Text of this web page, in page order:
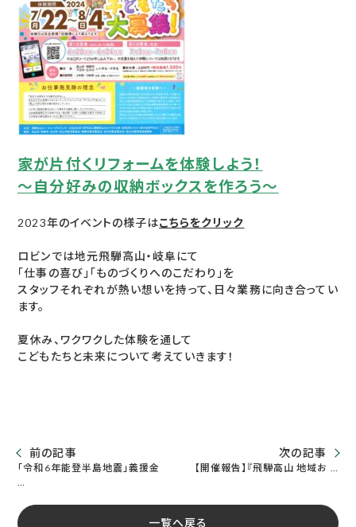
家が片付くリフォームを体験しよう！
～自分好みの収納ボックスを作ろう～
2023年のイベントの様子はこちらをクリック
ロビンでは地元飛騨高山・岐阜にて
「仕事の喜び」「ものづくりへのこだわり」を
スタッフそれぞれが熱い想いを持って、日々業務に向き合ってい
ます。
夏休み、ワクワクした体験を通して
こどもたちと未来について考えていきます！
前の記事
「令和6年能登半島地震」義援金
一覧へ戻る
次の記事
【開催報告】『飛騨高山 地域お …